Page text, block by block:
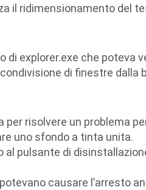
il ridimensionamento del
di explorer.exe che poteva
di finestre dalla
risolvere un problema
uno sfondo a tinta unita.
pulsante di
causare l’arresto